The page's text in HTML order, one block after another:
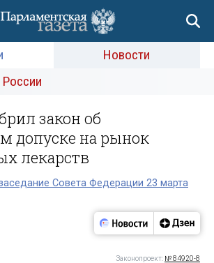
Новости
России
закон об
допуске на рынок
лекарств
Совета Федерации 23 марта
Законопроект: № 84920-8